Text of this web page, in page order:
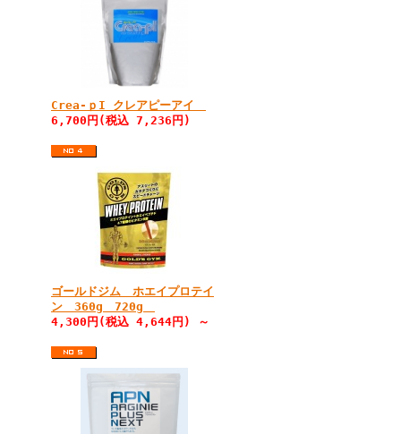
Crea-ｐI クレアピーアイ
6,700円(税込 7,236円)
ゴールドジム ホエイプロテイ
ン 360g 720g
4,300円(税込 4,644円) ～